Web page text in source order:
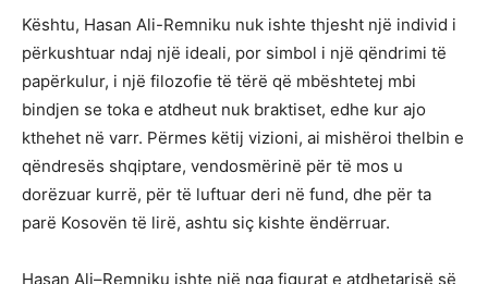
Kështu, Hasan Ali-Remniku nuk ishte thjesht një individ i
përkushtuar ndaj një ideali, por simbol i një qëndrimi të
papërkulur, i një filozofie të tërë që mbështetej mbi
bindjen se toka e atdheut nuk braktiset, edhe kur ajo
kthehet në varr. Përmes këtij vizioni, ai mishëroi thelbin e
qëndresës shqiptare, vendosmërinë për të mos u
dorëzuar kurrë, për të luftuar deri në fund, dhe për ta
parë Kosovën të lirë, ashtu siç kishte ëndërruar.
Hasan Ali–Remniku ishte një nga figurat e atdhetarisë së